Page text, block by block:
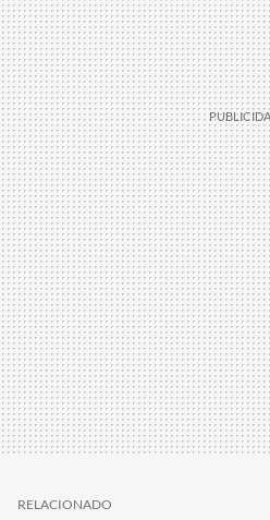
RELACIONADO